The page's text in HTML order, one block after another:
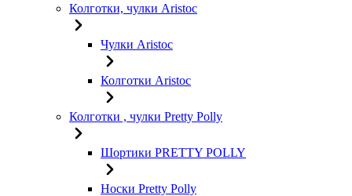
Колготки, чулки Aristoc
Чулки Aristoc
Колготки Aristoc
Колготки , чулки Pretty Polly
Шортики PRETTY POLLY
Носки Pretty Polly